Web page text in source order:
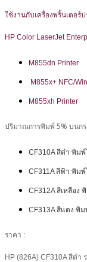
ใช้งานกับเครื่องพริ้นเตอร์
HP Color LaserJet
M855dn Printer
M855x+ NFC/
M855xh Printer
ปริมาณการพิมพ์ 5% บนก
CF310A สีดำ พิม
CF311A สีฟ้า พิม
CF312A สีเหลือง
CF313A สีแดง พิ
ราคา :
HP (826A) CF310A สีดำ